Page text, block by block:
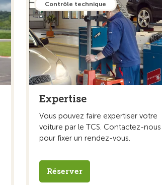
Contrôle technique
Expertise
Vous pouvez faire expertiser votre
voiture par le TCS. Contactez-nous
pour fixer un rendez-vous.
Réserver